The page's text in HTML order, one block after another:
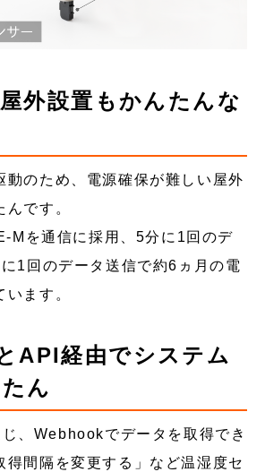
外設置もかんたんな
動のため、電源確保が難しい屋外
です。
Mを通信に採用、5分に1回のデ
1回のデータ送信で約6ヵ月の電
ます。
API経由でシステム
ん
、Webhookでデータを取得でき
得間隔を変更する」など温湿度セ